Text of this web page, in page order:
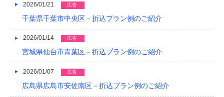
2019/12
2019/10
2019/09
2019/08
2026/01/21 広告
千葉県千葉市中央区－折込プラン例のご紹介
2026/01/14 広告
宮城県仙台市青葉区－折込プラン例のご紹介
2026/01/07 広告
広島県広島市安佐南区－折込プラン例のご紹介